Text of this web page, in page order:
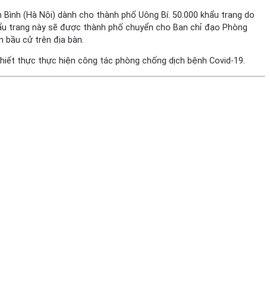
(Hà Nội) dành cho thành phố Uông Bí. 50.000 khẩu trang do
trang này sẽ được thành phố chuyển cho Ban chỉ đạo Phòng
bầu cử trên địa bàn.
thực thực hiện công tác phòng chống dịch bệnh Covid-19.